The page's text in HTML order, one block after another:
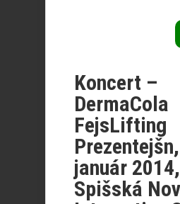
Koncert –
DermaCola
FejsLifting
január 2014,
Spišská